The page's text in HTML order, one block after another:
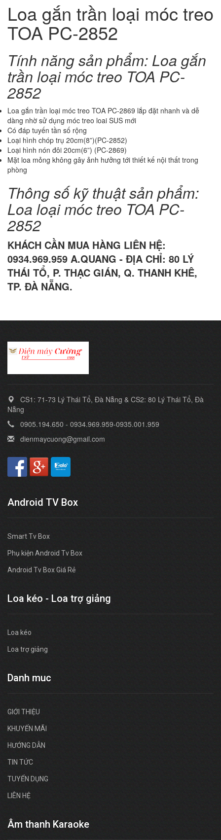
Loa gắn trần loại móc treo
TOA PC-2852
Tính năng sản phẩm: Loa gắn
trần loại móc treo TOA PC-
2852
Loa gắn trần loại móc treo TOA PC-2869 lắp đặt nhanh và dễ
dàng nhờ sử dụng móc treo loai SUS mới
Có đáp tuyến tần số rộng
Loại hình chóp trụ 20cm(8”)(PC-2852)
Loại hình nón đôi 20cm(6”) (PC-2869)
Mặt loa mỏng không gây ảnh hưởng tới thiết kế nội thất trong
phòng
Thông số kỹ thuật sản phẩm:
Loa loại móc treo TOA PC-
2852
KHÁCH CẦN MUA HÀNG LIÊN HỆ:
0934.969.959 A.QUANG - ĐỊA CHỈ: 80 LÝ
THÁI TỔ, P. THẠC GIÁN, Q. THANH KHÊ,
TP. ĐÀ NẴNG.
CS1: 71-73 Lý Thái Tổ, Đà Nẵng & CS2: 80 Lý Thái Tổ, Đà
Nẵng
0905.194.650 - 0934.969.959-0935.001.959
dienmaycuong@gmail.com
Android TV Box
Smart Tv Box
Phụ kiện Android Tv Box
Android Tv Box Giá Rẻ
Loa kéo - Loa trợ giảng
Loa kéo
Loa trợ giảng
Danh muc
GIỚI THIỆU
KHUYẾN MÃI
HƯỚNG DẪN
TIN TỨC
TUYỂN DỤNG
LIÊN HỆ
Âm thanh Karaoke